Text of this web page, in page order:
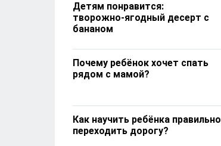
Детям понравится:
творожно‑ягодный десерт с
бананом
Почему ребёнок хочет спать
рядом с мамой?
Как научить ребёнка правильно
переходить дорогу?